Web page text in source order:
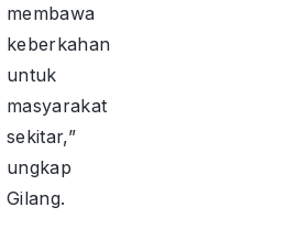
membawa
keberkahan
untuk
masyarakat
sekitar,”
ungkap
Gilang.